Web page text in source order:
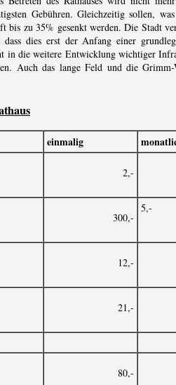
Gebühren. Gleichzeitig sollen,
bis zu 35% gesenkt werden. Die Stadt
dies erst der Anfang einer
in die weitere Entwicklung wichtiger
Auch das lange Feld und die
einmalig
2,-
300,-
5,-
12,-
21,-
80,-